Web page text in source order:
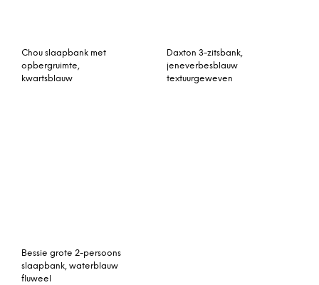
Chou slaapbank met
opbergruimte,
kwartsblauw
Daxton 3-zitsbank,
jeneverbesblauw
textuurgeweven
Bessie grote 2-persoons
slaapbank, waterblauw
fluweel